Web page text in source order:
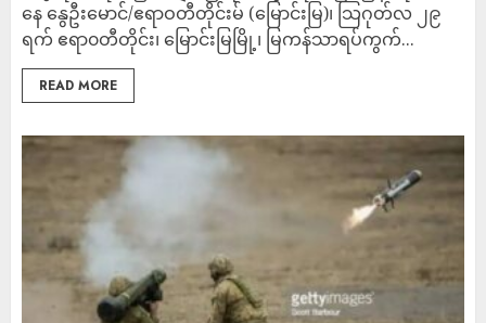
နေ နွေဦးမောင်/ဧရာဝတီတိုင်းမ် (မြောင်းမြ)၊ သြဂုတ်လ ၂၉
ရက် ဧရာ၀တီတိုင်း၊ မြောင်းမြမြို့၊ မြကန်သာရပ်ကွက်...
READ MORE